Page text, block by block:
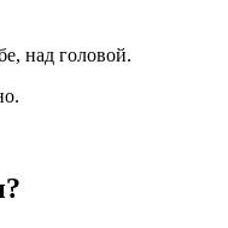
над головой.